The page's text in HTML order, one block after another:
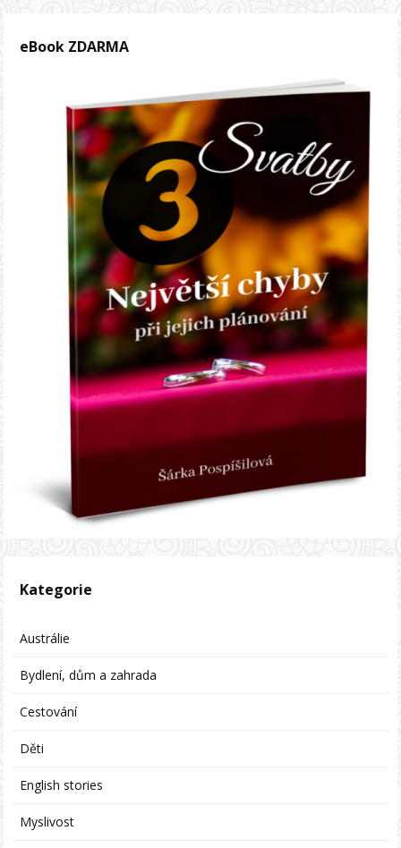
eBook ZDARMA
Kategorie
Austrálie
Bydlení, dům a zahrada
Cestování
Děti
English stories
Myslivost